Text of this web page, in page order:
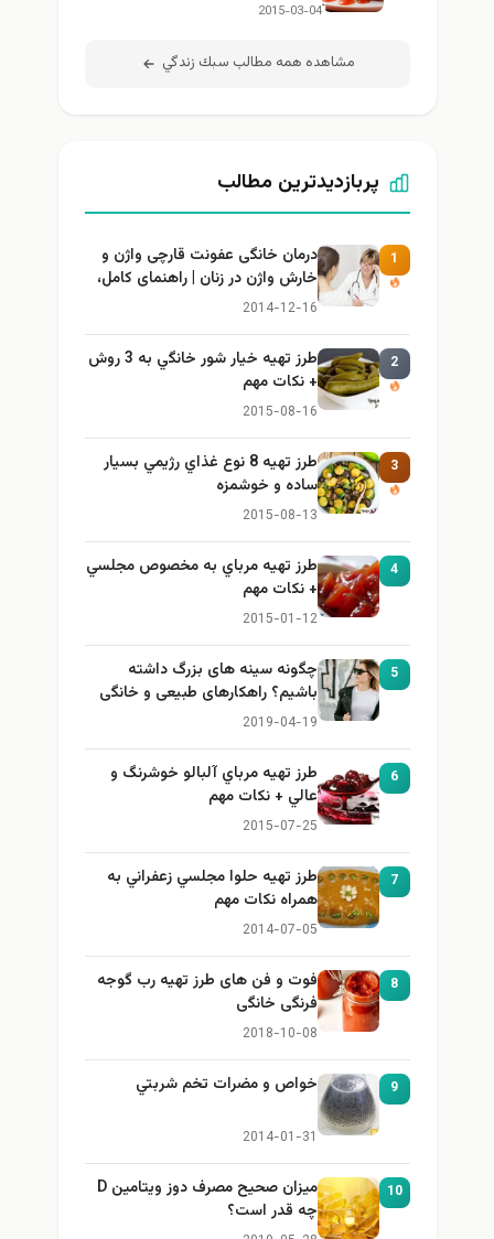
2015-03-04
مشاهده همه مطالب سبك زندگي
پربازدیدترین مطالب
1
درمان خانگی عفونت قارچی واژن و
خارش واژن در زنان | راهنمای کامل،
ایمن و کاربردی
2014-12-16
2
طرز تهيه خیار شور خانگي به 3 روش
+ نكات مهم
2015-08-16
3
طرز تهيه 8 نوع غذاي رژيمي بسيار
ساده و خوشمزه
2015-08-13
4
طرز تهيه مرباي به مخصوص مجلسي
+ نكات مهم
2015-01-12
5
چگونه سینه های بزرگ داشته
باشیم؟ راهکارهای طبیعی و خانگی
برای بزرگ کردن سینه
2019-04-19
6
طرز تهيه مرباي آلبالو خوشرنگ و
عالي + نكات مهم
2015-07-25
7
طرز تهيه حلوا مجلسي زعفراني به
همراه نكات مهم
2014-07-05
8
فوت و فن های طرز تهیه رب گوجه
فرنگی خانگی
2018-10-08
9 خواص و مضرات تخم شربتي
2014-01-31
10
میزان صحیح مصرف دوز ویتامین D
چه قدر است؟